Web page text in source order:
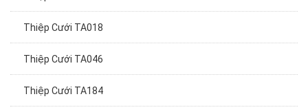
Thiệp Cưới TA018
Thiệp Cưới TA046
Thiệp Cưới TA184